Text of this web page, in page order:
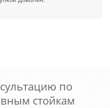
по
стойкам